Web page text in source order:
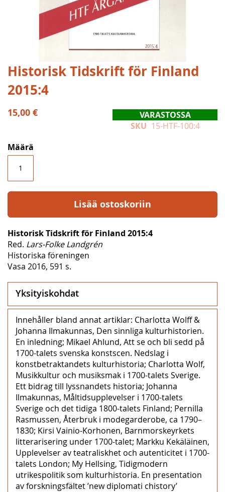
Skip
to
the
of
gallery
Historisk Tidskrift för Finland
2015:4
15,00 €
VARASTOSSA
SKU 15-HTF-100:4
Määrä
Lisää ostoskoriin
Historisk Tidskrift för Finland 2015:4
Red. Lars-Folke Landgrén
Historiska föreningen
Vasa 2016, 591 s.
Yksityiskohdat
Innehåller bland annat artiklar: Charlotta Wolff &
Johanna Ilmakunnas, Den sinnliga kulturhistorien.
En inledning; Mikael Ahlund, Att se och bli sedd på
1700-talets svenska konstscen. Nedslag i
konstbetraktandets kulturhistoria; Charlotta Wolf,
Musikkultur och musiksmak i 1700-talets Sverige.
Ett bidrag till lyssnandets historia; Johanna
Ilmakunnas, Måltidsupplevelser i 1700-talets
Sverige och det tidiga 1800-talets Finland; Pernilla
Rasmussen, Återbruk i modegarderobe, ca 1790–
1830; Kirsi Vainio-Korhonen, Barnmorskeyrkets
litterarisering under 1700-talet; Markku Kekäläinen,
Upplevelser av teatraliskhet och autenticitet i 1700-
talets London; My Hellsing, Tidigmodern
utrikespolitik som kulturhistoria. En presentation
av forskningsfältet ’new diplomati chistory’